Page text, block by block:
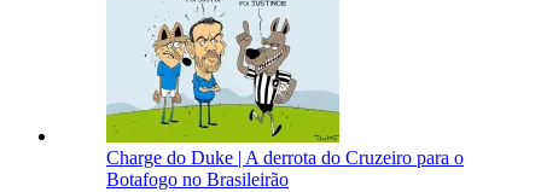
Charge do Duke | A derrota do Cruzeiro para o
Botafogo no Brasileirão